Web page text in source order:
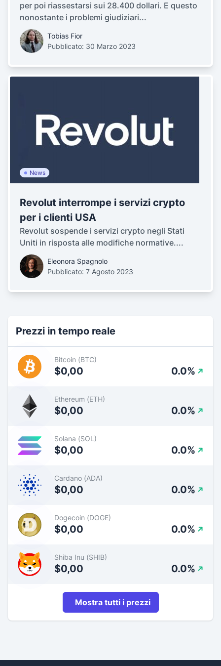
per poi riassestarsi sui 28.400 dollari. E questo
nonostante i problemi giudiziari...
Tobias Fior
Pubblicato: 30 Marzo 2023
News
Revolut interrompe i servizi crypto
per i clienti USA
Revolut sospende i servizi crypto negli Stati
Uniti in risposta alle modifiche normative....
Eleonora Spagnolo
Pubblicato: 7 Agosto 2023
Prezzi in tempo reale
Bitcoin (BTC)
$0,00 0.0%
Ethereum (ETH)
$0,00 0.0%
Solana (SOL)
$0,00 0.0%
Cardano (ADA)
$0,00 0.0%
Dogecoin (DOGE)
$0,00 0.0%
Shiba Inu (SHIB)
$0,00 0.0%
Mostra tutti i prezzi